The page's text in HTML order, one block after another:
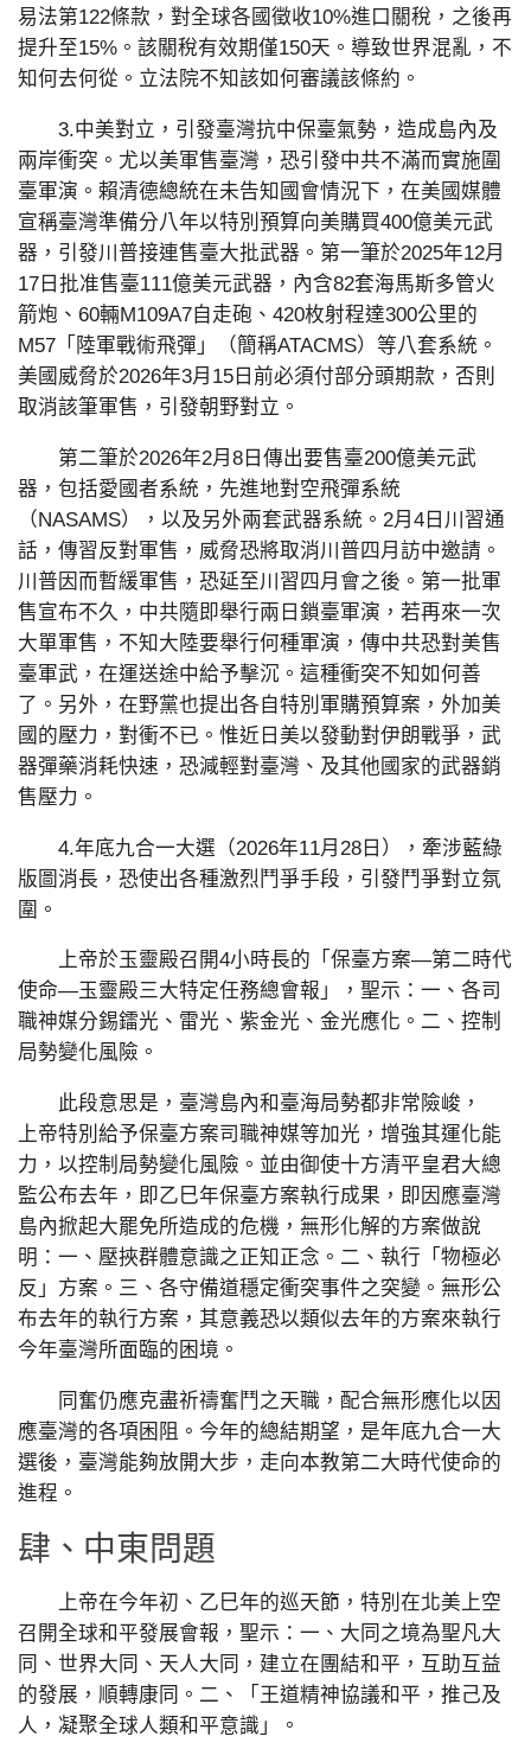
易法第122條款，對全球各國徵收10%進口關稅，之後再
提升至15%。該關稅有效期僅150天。導致世界混亂，不
知何去何從。立法院不知該如何審議該條約。
3.中美對立，引發臺灣抗中保臺氣勢，造成島內及
兩岸衝突。尤以美軍售臺灣，恐引發中共不滿而實施圍
臺軍演。賴清德總統在未告知國會情況下，在美國媒體
宣稱臺灣準備分八年以特別預算向美購買400億美元武
器，引發川普接連售臺大批武器。第一筆於2025年12月
17日批准售臺111億美元武器，內含82套海馬斯多管火
箭炮、60輛M109A7自走砲、420枚射程達300公里的
M57「陸軍戰術飛彈」（簡稱ATACMS）等八套系統。
美國威脅於2026年3月15日前必須付部分頭期款，否則
取消該筆軍售，引發朝野對立。
第二筆於2026年2月8日傳出要售臺200億美元武
器，包括愛國者系統，先進地對空飛彈系統
（NASAMS），以及另外兩套武器系統。2月4日川習通
話，傳習反對軍售，威脅恐將取消川普四月訪中邀請。
川普因而暫緩軍售，恐延至川習四月會之後。第一批軍
售宣布不久，中共隨即舉行兩日鎖臺軍演，若再來一次
大單軍售，不知大陸要舉行何種軍演，傳中共恐對美售
臺軍武，在運送途中給予擊沉。這種衝突不知如何善
了。另外，在野黨也提出各自特別軍購預算案，外加美
國的壓力，對衝不已。惟近日美以發動對伊朗戰爭，武
器彈藥消耗快速，恐減輕對臺灣、及其他國家的武器銷
售壓力。
4.年底九合一大選（2026年11月28日），牽涉藍綠
版圖消長，恐使出各種激烈鬥爭手段，引發鬥爭對立氛
圍。
上帝於玉靈殿召開4小時長的「保臺方案—第二時代
使命—玉靈殿三大特定任務總會報」，聖示：一、各司
職神媒分錫鐳光、雷光、紫金光、金光應化。二、控制
局勢變化風險。
此段意思是，臺灣島內和臺海局勢都非常險峻，
上帝特別給予保臺方案司職神媒等加光，增強其運化能
力，以控制局勢變化風險。並由御使十方清平皇君大總
監公布去年，即乙巳年保臺方案執行成果，即因應臺灣
島內掀起大罷免所造成的危機，無形化解的方案做說
明：一、壓挾群體意識之正知正念。二、執行「物極必
反」方案。三、各守備道穩定衝突事件之突變。無形公
布去年的執行方案，其意義恐以類似去年的方案來執行
今年臺灣所面臨的困境。
同奮仍應克盡祈禱奮鬥之天職，配合無形應化以因
應臺灣的各項困阻。今年的總結期望，是年底九合一大
選後，臺灣能夠放開大步，走向本教第二大時代使命的
進程。
肆、中東問題
上帝在今年初、乙巳年的巡天節，特別在北美上空
召開全球和平發展會報，聖示：一、大同之境為聖凡大
同、世界大同、天人大同，建立在團結和平，互助互益
的發展，順轉康同。二、「王道精神協議和平，推己及
人，凝聚全球人類和平意識」。